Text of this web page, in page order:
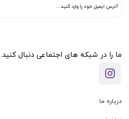
ما را در شبکه های اجتماعی دنبال کنید.
درباره ما